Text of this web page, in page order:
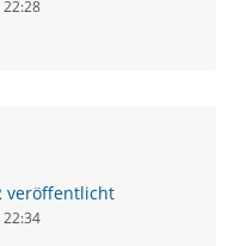
veröffentlicht